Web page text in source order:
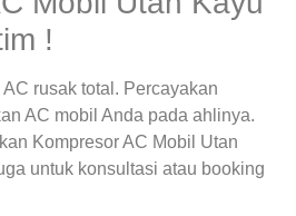
!
rusak total. Percayakan
AC mobil Anda pada ahlinya.
Kompresor AC Mobil Utan
untuk konsultasi atau booking